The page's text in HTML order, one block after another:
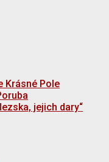
Krásné Pole
jejich dary“